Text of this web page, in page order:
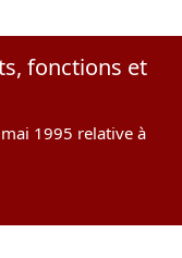
fonctions et
1995 relative à